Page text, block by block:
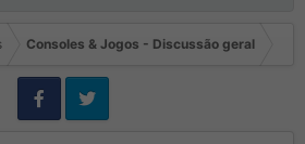
Consoles & Jogos - Discussão geral